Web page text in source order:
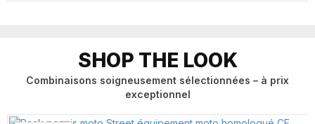
SHOP THE LOOK
Combinaisons soigneusement sélectionnées – à prix
exceptionnel